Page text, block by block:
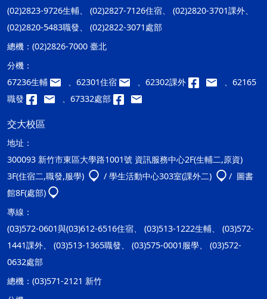
(02)2823-9726生輔、 (02)2827-7126住宿、 (02)2820-3701課外、
(02)2820-5483職發、 (02)2822-3071處部
總機： (02)2826-7000 臺北
分機：
67236生輔
、62301住宿 、62302課外
、62165
職發
、67332處部
交大校區
地址：
300093 新竹市東區大學路1001號 資訊服務中心2F(生輔二,原資)
3F(住宿二,職發,服學)
/ 學生活動中心303室(課外二)
/ 圖書
館8F(處部)
專線：
(03)572-0601與(03)612-6516住宿、 (03)513-1222生輔、 (03)572-
1441課外、 (03)513-1365職發、 (03)575-0001服學、 (03)572-
0632處部
總機： (03)571-2121 新竹